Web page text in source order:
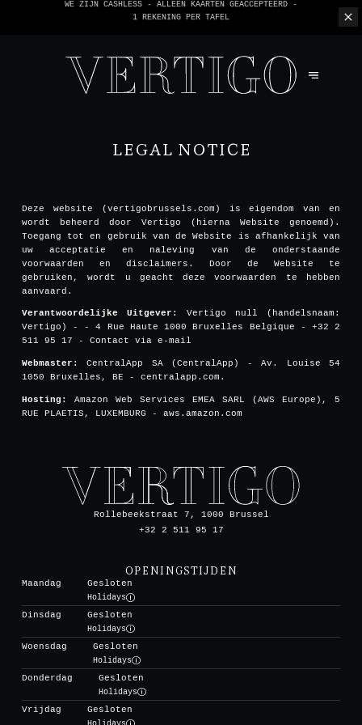
WE ZIJN CASHLESS - ALLEEN KAARTEN GEACCEPTEERD -
1 REKENING PER TAFEL
LEGAL NOTICE
Deze website (vertigobrussels.com) is eigendom van en
wordt beheerd door Vertigo (hierna Website genoemd).
Toegang tot en gebruik van de Website is afhankelijk van
uw acceptatie en naleving van de onderstaande
voorwaarden en disclaimers. Door de Website te
gebruiken, wordt u geacht deze voorwaarden te hebben
aanvaard.
Verantwoordelijke Uitgever:
Vertigo null (handelsnaam:
Vertigo) - - 4 Rue Haute 1000 Bruxelles Belgique - +32 2
511 95 17 - Contact via e-mail
Webmaster:CentralApp SA (CentralApp) - Av. Louise 54
1050 Bruxelles, BE - centralapp.com.
Hosting: Amazon Web Services EMEA SARL (AWS Europe), 5
RUE PLAETIS, LUXEMBURG - aws.amazon.com
Rollebeekstraat 7, 1000 Brussel
+32 2 511 95 17
OPENINGSTIJDEN
Maandag
Gesloten
Holidays
Dinsdag
Gesloten
Holidays
Woensdag
Gesloten
Holidays
Donderdag
Gesloten
Holidays
Vrijdag
Gesloten